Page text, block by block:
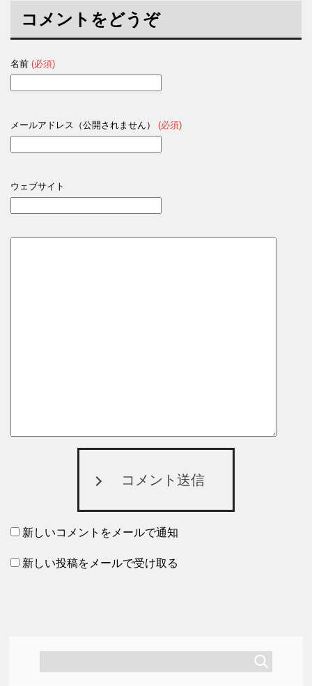
き
ま
)
コメントをどうぞ
名前 (必須)
メールアドレス（公開されません） (必須)
ウェブサイト
コメント送信
新しいコメントをメールで通知
新しい投稿をメールで受け取る